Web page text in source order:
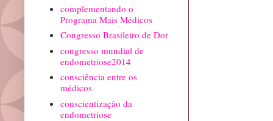
complementando o
Programa Mais Médicos
Congresso Brasileiro de Dor
congresso mundial de
endometriose2014
consciência entre os
médicos
conscientização da
endometriose